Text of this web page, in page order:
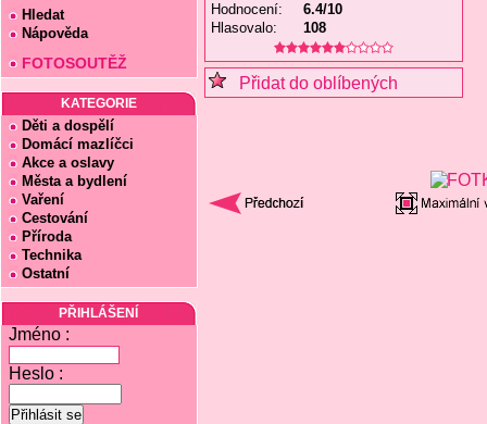
Hledat
Nápověda
FOTOSOUTĚŽ
KATEGORIE
Děti a dospělí
Domácí mazlíčci
Akce a oslavy
Města a bydlení
Vaření
Cestování
Příroda
Technika
Ostatní
PŘIHLÁŠENÍ
Jméno :
Heslo :
Hodnocení:
6.4/10
Hlasovalo:
108
Přidat do oblíbených